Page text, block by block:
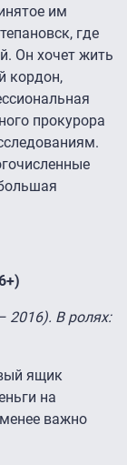
им
где
Он хочет жить
кордон,
прокурора
2016). В ролях:
ящик
на
важно